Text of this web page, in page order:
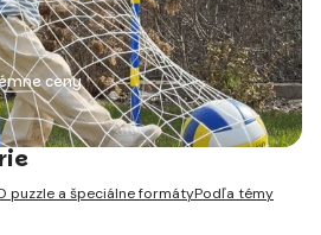
ceny
puzzle a špeciálne formátyPodľa témy